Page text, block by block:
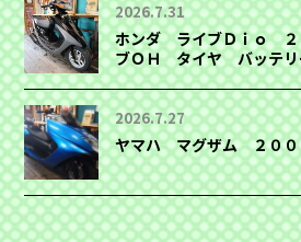
2026.7.31
ホンダ ライブＤｉｏ
ブＯＨ タイヤ バッテリ
2026.7.27
ヤマハ マグザム ２００